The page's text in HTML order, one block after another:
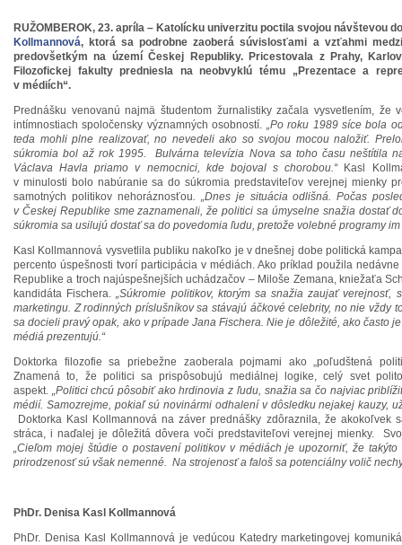
RUŽOMBEROK, 23. apríla – Katolícku univerzitu poctila svojou návštevou
Kollmannová, ktorá sa podrobne zaoberá súvislosťami a vzťahmi
predovšetkým na území Českej Republiky. Pricestovala z Prahy,
Filozofickej fakulty predniesla na neobvyklú tému „Prezentace a
v médiích“.
Prednášku venovanú najmä študentom žurnalistiky začala vysvetlením,
intímnostiach spoločensky významných osobností. „Po roku 1989 síce bola
teda mohli plne realizovať, no nevedeli ako so svojou mocou naložiť.
súkromia bol až rok 1995. Bulvárna televízia Nova sa toho času neštítila
Václava Havla priamo v nemocnici, kde bojoval s chorobou.“Kasl
v minulosti bolo nabúranie sa do súkromia predstaviteľov verejnej mienky
samotných politikov nehoráznosťou. „Dnes je situácia odlišná. Počas
v Českej Republike sme zaznamenali, že politici sa úmyselne snažia dostať
súkromia sa usilujú dostať sa do povedomia ľudu, pretože volebné programy im
Kasl Kollmannová vysvetlila publiku nakoľko je v dnešnej dobe politická
percento úspešnosti tvorí participácia v médiách. Ako príklad použila
Republike a troch najúspešnejších uchádzačov – Miloše Zemana, kniežaťa
kandidáta Fischera.„Súkromie politikov, ktorým sa snažia zaujať verejnosť,
marketingu. Z rodinných príslušníkov sa stávajú áčkové celebrity, no nie vždy
sa docieli pravý opak, ako v prípade Jana Fischera. Nie je dôležité, ako často
médiá prezentujú.“
Doktorka filozofie sa priebežne zaoberala pojmami ako „poľudštená
Znamená to, že politici sa prispôsobujú mediálnej logike, celý svet
aspekt. „Politici chcú pôsobiť ako hrdinovia z ľudu, snažia sa čo najviac
médií. Samozrejme, pokiaľ sú novinármi odhalení v dôsledku nejakej kauzy,
Doktorka Kasl Kollmannová na záver prednášky zdôraznila, že akokoľvek
stráca, i naďalej je dôležitá dôvera voči predstaviteľovi verejnej mienky.
„Cieľom mojej štúdie o postavení politikov v médiách je upozorniť, že
prirodzenosť sú však nemenné. Na strojenosť a faloš sa potenciálny volič
PhDr. Denisa Kasl Kollmannová
PhDr. Denisa Kasl Kollmannová je vedúcou Katedry marketingovej